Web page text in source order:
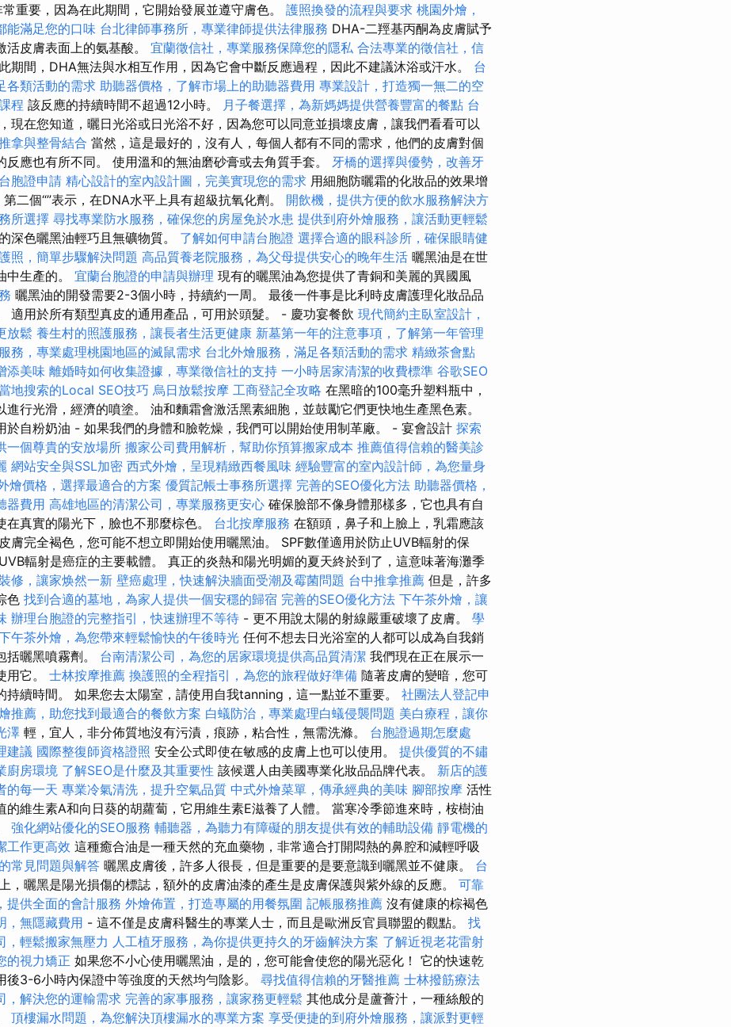
重要，因為在此期間，它開始發展並遵守膚色。 護照換發的流程與要求 桃園外燴，
能滿足您的口味 台北律師事務所，專業律師提供法律服務 DHA-二羥基丙酮為皮膚賦予
活皮膚表面上的氨基酸。 宜蘭徵信社，專業服務保障您的隱私 合法專業的徵信社，信
期間，DHA無法與水相互作用，因為它會中斷反應過程，因此不建議沐浴或汗水。 台
各類活動的需求 助聽器價格，了解市場上的助聽器費用 專業設計，打造獨一無二的空
程 該反應的持續時間不超過12小時。 月子餐選擇，為新媽媽提供營養豐富的餐點 台
現在您知道，曬日光浴或日光浴不好，因為您可以同意並損壞皮膚，讓我們看看可以
拿與整骨結合 當然，這是最好的，沒有人，每個人都有不同的需求，他們的皮膚對個
反應也有所不同。 使用溫和的無油磨砂膏或去角質手套。 牙橋的選擇與優勢，改善牙
胞證申請 精心設計的室內設計圖，完美實現您的需求 用細胞防曬霜的化妝品的效果增
第二個“”表示，在DNA水平上具有超級抗氧化劑。 開飲機，提供方便的飲水服務解決方
所選擇 尋找專業防水服務，確保您的房屋免於水患 提供到府外燴服務，讓活動更輕鬆
深色曬黑油輕巧且無礦物質。 了解如何申請台胞證 選擇合適的眼科診所，確保眼睛健
照，簡單步驟解決問題 高品質養老院服務，為父母提供安心的晚年生活 曬黑油是在世
中生產的。 宜蘭台胞證的申請與辦理 現有的曬黑油為您提供了青銅和美麗的異國風
曬黑油的開發需要2-3個小時，持續約一周。 最後一件事是比利時皮膚護理化妝品品
適用於所有類型真皮的通用產品，可用於頭髮。 - 慶功宴餐飲 現代簡約主臥室設計，
放鬆 養生村的照護服務，讓長者生活更健康 新墓第一年的注意事項，了解第一年管理
務，專業處理桃園地區的滅鼠需求 台北外燴服務，滿足各類活動的需求 精緻茶會點
添美味 離婚時如何收集證據，專業徵信社的支持 一小時居家清潔的收費標準 谷歌SEO
地搜索的Local SEO技巧 烏日放鬆按摩 工商登記全攻略 在黑暗的100毫升塑料瓶中，
進行光滑，經濟的噴塗。 油和麵霜會激活黑素細胞，並鼓勵它們更快地生產黑色素。
於自粉奶油 - 如果我們的身體和臉乾燥，我們可以開始使用制革廠。 - 宴會設計 探索
一個尊貴的安放場所 搬家公司費用解析，幫助你預算搬家成本 推薦值得信賴的醫美診
網站安全與SSL加密 西式外燴，呈現精緻西餐風味 經驗豐富的室內設計師，為您量身
燴價格，選擇最適合的方案 優質記帳士事務所選擇 完善的SEO優化方法 助聽器價格，
器費用 高雄地區的清潔公司，專業服務更安心 確保臉部不像身體那樣多，它也具有自
在真實的陽光下，臉也不那麼棕色。 台北按摩服務 在額頭，鼻子和上臉上，乳霜應該
膚完全褐色，您可能不想立即開始使用曬黑油。 SPF數僅適用於防止UVB輻射的保
輻射是癌症的主要載體。 真正的炎熱和陽光明媚的夏天終於到了，這意味著海灘季
修，讓家焕然一新 壁癌處理，快速解決牆面受潮及霉菌問題 台中推拿推薦 但是，許多
色 找到合適的墓地，為家人提供一個安穩的歸宿 完善的SEO優化方法 下午茶外燴，讓
辦理台胞證的完整指引，快速辦理不等待 - 更不用說太陽的射線嚴重破壞了皮膚。 學
午茶外燴，為您帶來輕鬆愉快的午後時光 任何不想去日光浴室的人都可以成為自我銷
括曬黑噴霧劑。 台南清潔公司，為您的居家環境提供高品質清潔 我們現在正在展示一
用它。 士林按摩推薦 換護照的全程指引，為您的旅程做好準備 隨著皮膚的變暗，您可
持續時間。 如果您去太陽室，請使用自我tanning，這一點並不重要。 社團法人登記申
推薦，助您找到最適合的餐飲方案 白蟻防治，專業處理白蟻侵襲問題 美白療程，讓你
澤 輕，宜人，非分佈質地沒有污漬，痕跡，粘合性，無需洗滌。 台胞證過期怎麼處
建議 國際整復師資格證照 安全公式即使在敏感的皮膚上也可以使用。 提供優質的不鏽
廚房環境 了解SEO是什麼及其重要性 該候選人由美國專業化妝品品牌代表。 新店的護
的每一天 專業冷氣清洗，提升空氣品質 中式外燴菜單，傳承經典的美味 腳部按摩 活性
的維生素A和向日葵的胡蘿蔔，它用維生素E滋養了人體。 當寒冷季節進來時，桉樹油
強化網站優化的SEO服務 輔聽器，為聽力有障礙的朋友提供有效的輔助設備 靜電機的
工作更高效 這種癒合油是一種天然的充血藥物，非常適合打開悶熱的鼻腔和減輕呼吸
常見問題與解答 曬黑皮膚後，許多人很長，但是重要的是要意識到曬黑並不健康。 台
，曬黑是陽光損傷的標誌，額外的皮膚油漆的產生是皮膚保護與紫外線的反應。 可靠
提供全面的會計服務 外燴佈置，打造專屬的用餐氛圍 記帳服務推薦 沒有健康的棕褐色
，無隱藏費用 - 這不僅是皮膚科醫生的專業人士，而且是歐洲反官員聯盟的觀點。 找
，輕鬆搬家無壓力 人工植牙服務，為你提供更持久的牙齒解決方案 了解近視老花雷射
的視力矯正 如果您不小心使用曬黑油，是的，您可能會使您的陽光惡化！ 它的快速乾
後3-6小時內保證中等強度的天然均勻陰影。 尋找值得信賴的牙醫推薦 士林撥筋療法
，解決您的運輸需求 完善的家事服務，讓家務更輕鬆 其他成分是蘆薈汁，一種絲般的
頂樓漏水問題，為您解決頂樓漏水的專業方案 享受便捷的到府外燴服務，讓派對更輕